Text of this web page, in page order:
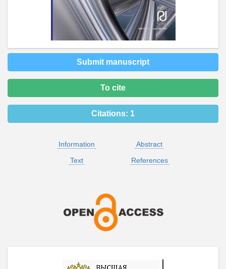
Submit manuscript
To cite
Citations: 1
Information
Abstract
Text
References